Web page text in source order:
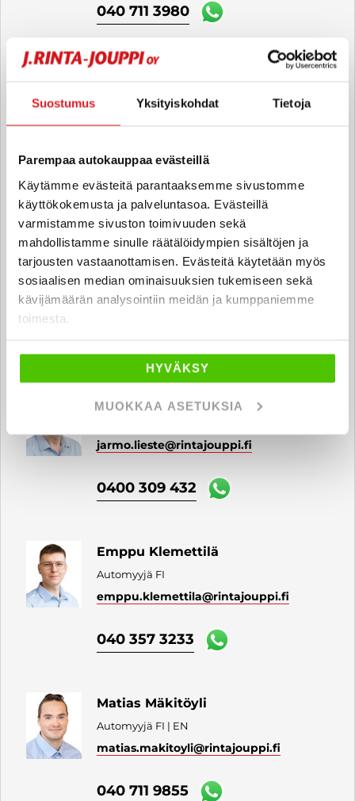
Suostumus Yksityiskohdat Tietoja
Parempaa autokauppaa evästeillä
Käytämme evästeitä parantaaksemme sivustomme
käyttökokemusta ja palveluntasoa. Evästeillä
varmistamme sivuston toimivuuden sekä
mahdollistamme sinulle räätälöidympien sisältöjen ja
tarjousten vastaanottamisen. Evästeitä käytetään myös
sosiaalisen median ominaisuuksien tukemiseen sekä
kävijämäärän analysointiin meidän ja kumppaniemme
toimesta.
HYVÄKSY
MUOKKAA ASETUKSIA
040 711 3980
Automyyjä FI | EN
040 751 2320
Olli-Pekka Lähdesmäki
Automyyjä, hyötyajoneuvot FI
@rintajouppi.fi
Jarmo Lieste
jarmo.lieste@rintajouppi.fi
0400 309 432
Emppu Klemettilä
Automyyjä FI
emppu.klemettila@rintajouppi.fi
040 357 3233
Matias Mäkitöyli
Automyyjä FI | EN
matias.makitoyli@rintajouppi.fi
040 711 9855